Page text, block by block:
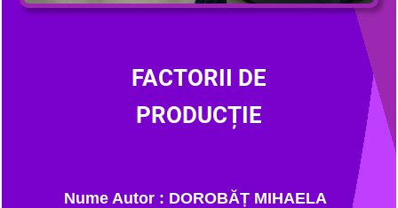
FACTORII DE
PRODUCȚIE
Nume Autor : DOROBĂȚ MIHAELA